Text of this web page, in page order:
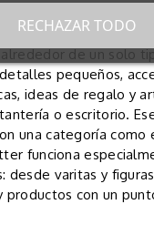
magia a su día a día.
MUNDO
de un solo
pequeños,
ideas de regalo y
o escritorio.
una categoría como
funciona
desde varitas y
productos con un
RECHAZAR TODO